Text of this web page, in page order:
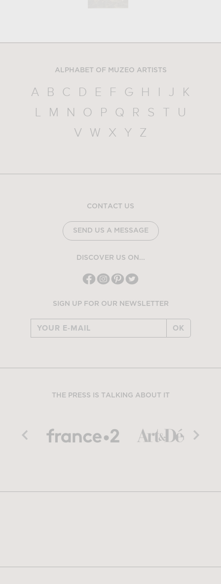
ALPHABET OF MUZEO ARTISTS
A B C D E F G H I J
K
L
M N O P Q R S T
U
V
W X Y Z
CONTACT US
SEND US A MESSAGE
DISCOVER US ON...
SIGN UP FOR OUR NEWSLETTER
OK
THE PRESS IS TALKING ABOUT IT